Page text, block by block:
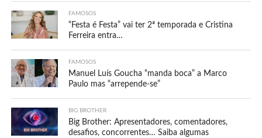
FAMOSOS
“Festa é Festa” vai ter 2ª temporada e Cristina
Ferreira entra…
FAMOSOS
Manuel Luís Goucha “manda boca” a Marco
Paulo mas “arrepende-se”
BIG BROTHER
Big Brother: Apresentadores, comentadores,
desafios, concorrentes… Saiba algumas